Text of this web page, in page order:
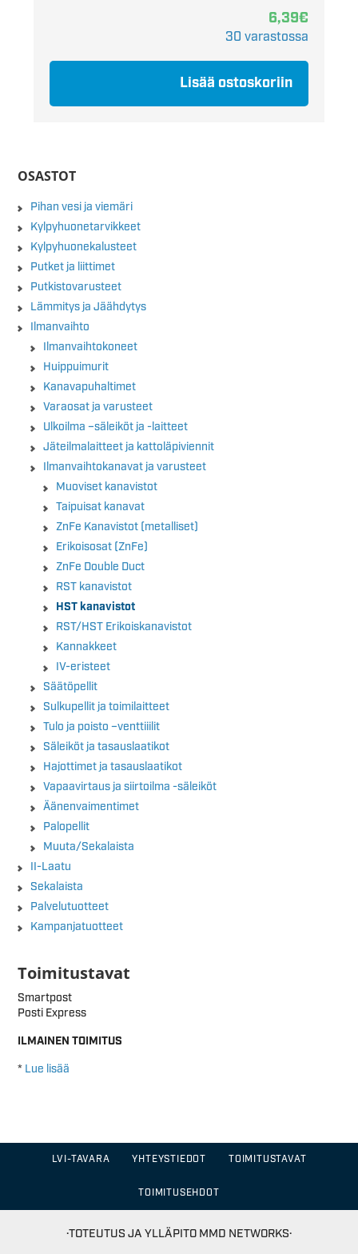
6,39€
30 varastossa
Lisää ostoskoriin
OSASTOT
Pihan vesi ja viemäri
Kylpyhuonetarvikkeet
Kylpyhuonekalusteet
Putket ja liittimet
Putkistovarusteet
Lämmitys ja Jäähdytys
Ilmanvaihto
Ilmanvaihtokoneet
Huippuimurit
Kanavapuhaltimet
Varaosat ja varusteet
Ulkoilma –säleiköt ja -laitteet
Jäteilmalaitteet ja kattoläpiviennit
Ilmanvaihtokanavat ja varusteet
Muoviset kanavistot
Taipuisat kanavat
ZnFe Kanavistot (metalliset)
Erikoisosat (ZnFe)
ZnFe Double Duct
RST kanavistot
HST kanavistot
RST/HST Erikoiskanavistot
Kannakkeet
IV-eristeet
Säätöpellit
Sulkupellit ja toimilaitteet
Tulo ja poisto –venttiiilit
Säleiköt ja tasauslaatikot
Hajottimet ja tasauslaatikot
Vapaavirtaus ja siirtoilma -säleiköt
Äänenvaimentimet
Palopellit
Muuta/Sekalaista
II-Laatu
Sekalaista
Palvelutuotteet
Kampanjatuotteet
Toimitustavat
Smartpost
Posti Express
ILMAINEN TOIMITUS
* Lue lisää
LVI-TAVARA YHTEYSTIEDOT TOIMITUSTAVAT
TOIMITUSEHDOT
·TOTEUTUS JA YLLÄPITO MMD NETWORKS·